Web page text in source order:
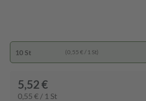
10 St (0,55 € / 1 St)
5,52 €
0,55 € / 1 St